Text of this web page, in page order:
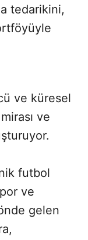
tedarikini,
ve küresel
ve
futbol
ve
gelen